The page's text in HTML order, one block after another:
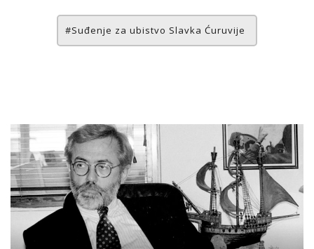
Suđenje za ubistvo Slavka Ćuruvije